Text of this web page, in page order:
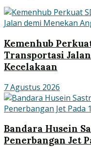
Kemenhub
Transportasi
Kecelakaan
7 Agustus 2026
Bandara Husein
Penerbangan Jet